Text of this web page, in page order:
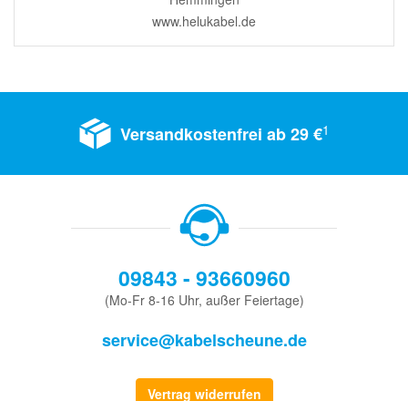
www.helukabel.de
Versandkostenfrei ab 29 €1
09843 - 93660960
(Mo-Fr 8-16 Uhr, außer Feiertage)
service@kabelscheune.de
Vertrag widerrufen